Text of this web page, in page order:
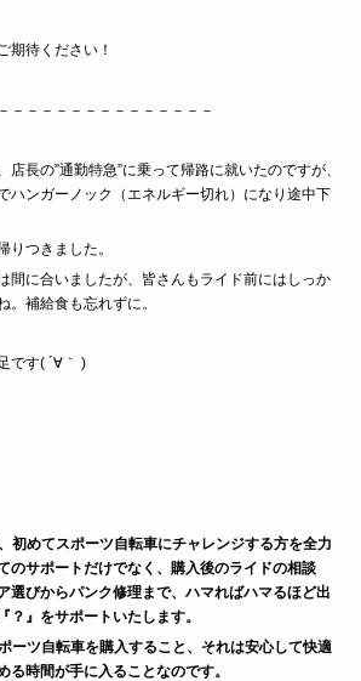
期待ください！
－－－－－－－－－－－－－－
店長の”通勤特急”に乗って帰路に就いたのですが、
ハンガーノック（エネルギー切れ）になり途中下
りつきました。
間に合いましたが、皆さんもライド前にはしっか
。補給食も忘れずに。
です( ´∀｀ )
初めてスポーツ自転車にチャレンジする方を全力
のサポートだけでなく、購入後のライドの相談
選びからパンク修理まで、ハマればハマるほど出
？』をサポートいたします。
ーツ自転車を購入すること、それは安心して快適
る時間が手に入ることなのです。